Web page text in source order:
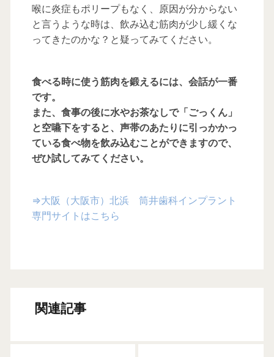
喉に炎症もポリープもなく、原因が分からない
と言うような時は、飲み込む筋肉が少し緩くな
ってきたのかな？と疑ってみてください。
食べる時に使う筋肉を鍛えるには、会話が一番
です。
また、食事の後に水やお茶なしで「ごっくん」
と空嚥下をすると、声帯のあたりに引っかかっ
ている食べ物を飲み込むことができますので、
ぜひ試してみてください。
⇒大阪（大阪市）北浜 筒井歯科インプラント
専門サイトはこちら
関連記事